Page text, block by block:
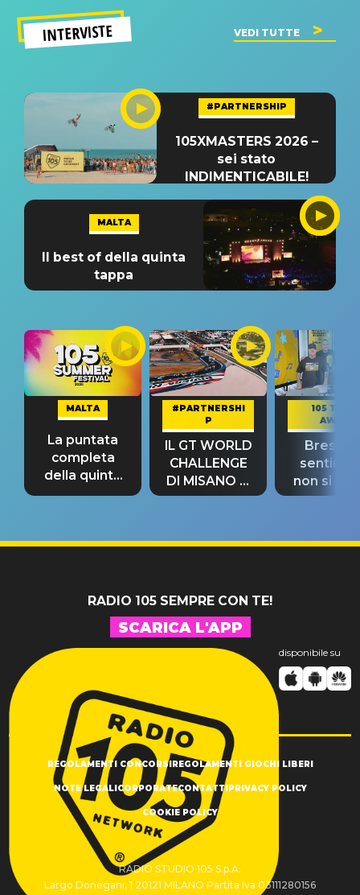
INTERVISTE VEDI TUTTE
#PARTNERSHIP
105XMASTERS 2026 –
sei stato
INDIMENTICABILE!
MALTA
Il best of della quinta
tappa
MALTA
La puntata
completa
della quinta
tappa
#PARTNERSHI
P
IL GT WORLD
CHALLENGE
DI MISANO si
riconferma
105 TAKE
AWAY
Bresh:
non si
fino alla
RADIO 105 SEMPRE CON TE!
SCARICA L'APP
disponibile su
REGOLAMENTI CONCORSIREGOLAMENTI GIOCHI LIBERI
NOTE LEGALICORPORATECONTATTIPRIVACY POLICY
COOKIE POLICY
RADIO STUDIO 105 S.p.A.
Largo Donegani, 1 20121 MILANO Partita Iva 03111280156